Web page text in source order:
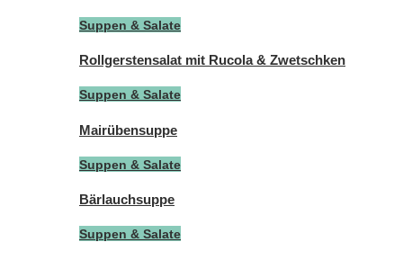
Suppen & Salate
Rollgerstensalat mit Rucola & Zwetschken
Suppen & Salate
Mairübensuppe
Suppen & Salate
Bärlauchsuppe
Suppen & Salate